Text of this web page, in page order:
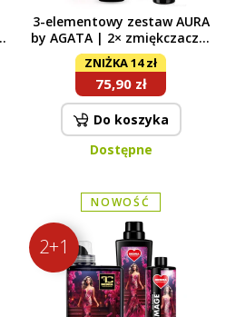
3-elementowy zestaw AURA
by AGATA | 2× zmiękczacz +
1× odświeżacz tkanin
ZNIŻKA 14 zł
75,90 zł
Do koszyka
Dostępne
NOWOŚĆ
2+1